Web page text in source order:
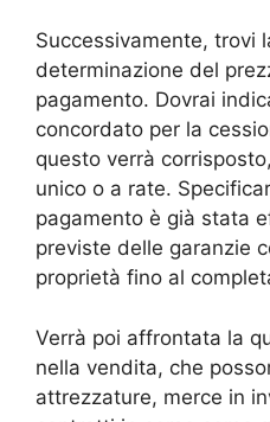
Successivamente, trovi
determinazione del
pagamento. Dovrai
concordato per la
questo verrà
unico o a rate.
pagamento è già stata
previste delle garanzie
proprietà fino al
Verrà poi affrontata la
nella vendita, che
attrezzature, merce in